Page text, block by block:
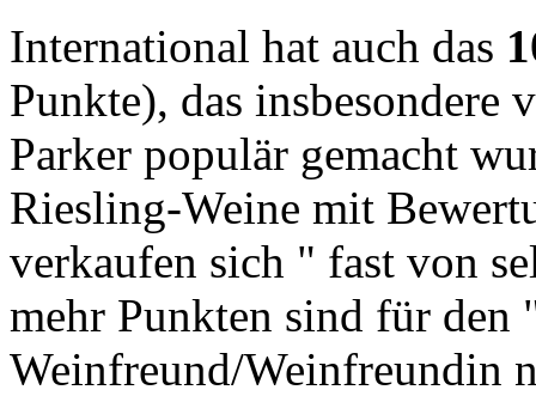
International hat auch das
Punkte), das
Parker populär gemacht
Riesling-Weine mit
verkaufen sich " fast von
mehr Punkten sind für den
Weinfreund/Weinfreundin